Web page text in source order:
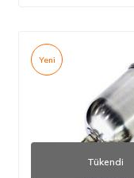
Yeni
Tükendi